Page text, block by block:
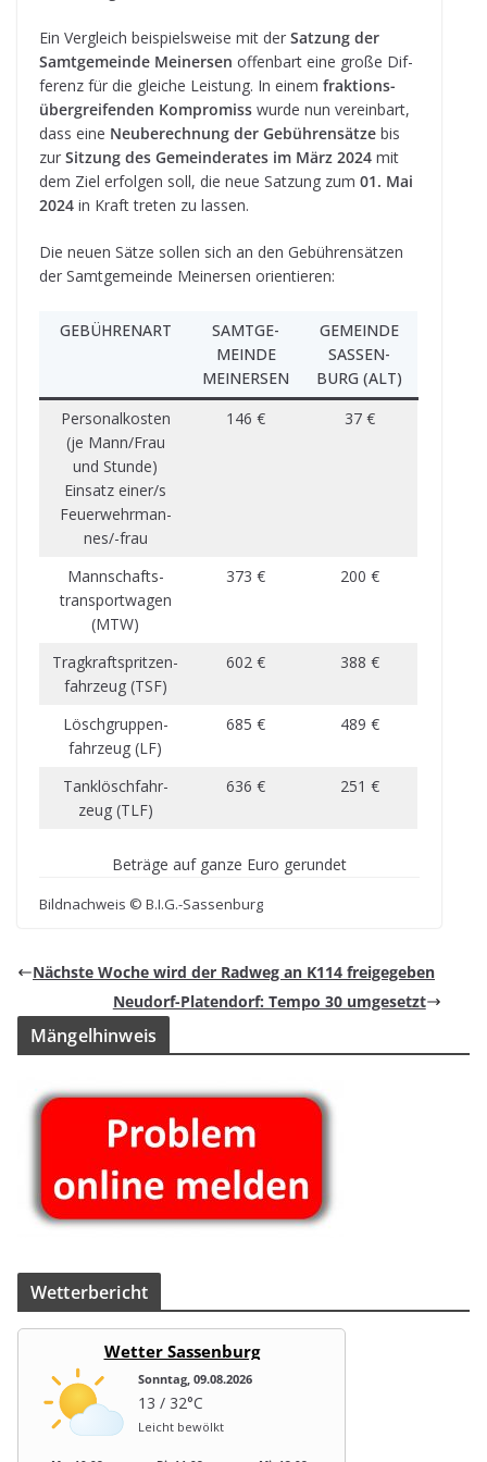
Ein Ver­gleich bei­spiels­weise mit der Sat­zung der
Samt­ge­meinde Mei­ner­sen offen­bart eine große Dif­
fe­renz für die glei­che Leis­tung. In einem frak­ti­ons­
über­grei­fen­den Kom­pro­miss wurde nun ver­ein­bart,
dass eine Neu­be­rech­nung der Gebüh­ren­sätze bis
zur Sit­zung des Gemein­de­ra­tes im März 2024 mit
dem Ziel erfol­gen soll, die neue Sat­zung zum 01. Mai
2024 in Kraft tre­ten zu lassen.
Die neuen Sätze sol­len sich an den Gebüh­ren­sät­zen
der Samt­ge­meinde Mei­ner­sen orientieren:
GEBÜH­REN­ART
SAMT­GE­
MEINDE
MEI­NER­SEN
GEMEINDE
SAS­SEN­
BURG (ALT)
Per­so­nal­kos­ten
(je Mann/Frau
und Stunde)
Ein­satz einer/s
Feu­er­wehr­man­
nes/-frau
146 € 37 €
Mann­schafts­
trans­port­wa­gen
(MTW)
373 € 200 €
Trag­kraft­sprit­zen­
fahr­zeug (TSF)
602 € 388 €
Lösch­grup­pen­
fahr­zeug (LF)
685 € 489 €
Tank­lösch­fahr­
zeug (TLF)
636 € 251 €
Beträge auf ganze Euro gerundet
Bild­nach­weis © B.I.G.-Sassenburg
Nächste Woche wird der Rad­weg an K114 freigegeben
Neu­dorf-Pla­ten­dorf: Tempo 30 umgesetzt
Män­gel­hin­weis
Wet­ter­be­richt
Wetter Sassenburg
Sonntag, 09.08.2026
13 / 32°C
Leicht bewölkt